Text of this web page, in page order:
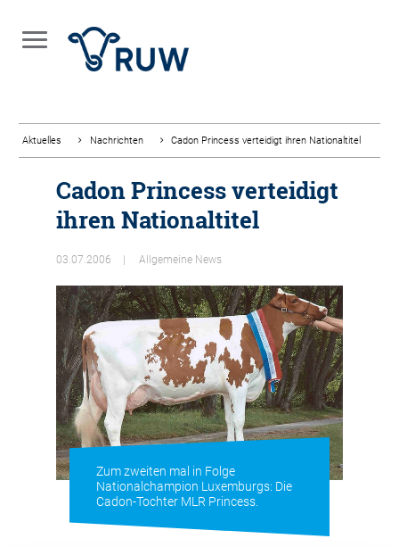
Aktuelles Nachrichten Cadon Princess verteidigt ihren Nationaltitel
Cadon Princess verteidigt
ihren Nationaltitel
03.07.2006 Allgemeine News
Zum zweiten mal in Folge
Nationalchampion Luxemburgs: Die
Cadon-Tochter MLR Princess.